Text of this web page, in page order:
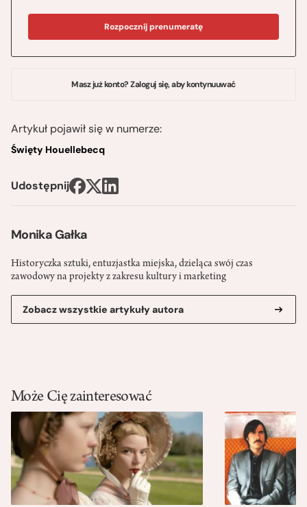
Monika Gałka
Historyczka sztuki, entuzjastka miejska, dzieląca swój czas
zawodowy na projekty z zakresu kultury i marketing
Zobacz wszystkie artykuły autora
Rozpocznij prenumeratę
Masz już konto? Zaloguj się, aby kontynuuwać
Artykuł pojawił się w numerze:
Święty Houellebecq
Udostępnij
Może Cię zainteresować